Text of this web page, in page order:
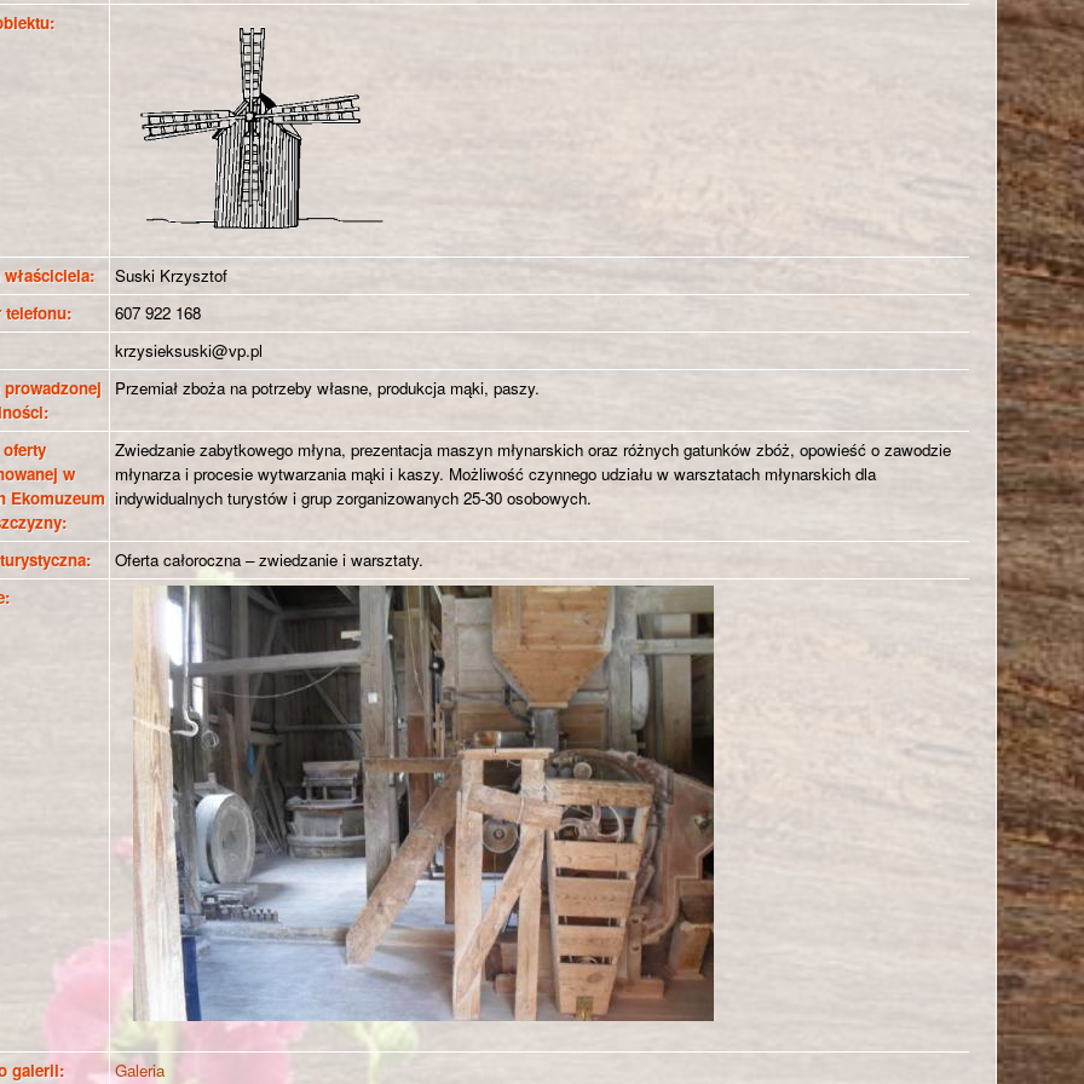
właściciela:
Suski Krzysztof
telefonu:
607 922 168
krzysieksuski@vp.pl
prowadzonej
Przemiał zboża na potrzeby własne, produkcja mąki, paszy.
w
Ekomuzeum
Zwiedzanie zabytkowego młyna, prezentacja maszyn młynarskich oraz różnych gatunków zbóż, opowieść o zawodzie
młynarza i procesie wytwarzania mąki i kaszy. Możliwość czynnego udziału w warsztatach młynarskich dla
indywidualnych turystów i grup zorganizowanych 25-30 osobowych.
Oferta całoroczna – zwiedzanie i warsztaty.
galerii: Galeria